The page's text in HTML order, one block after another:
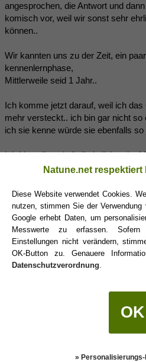
angesprochen, die Antwort und
komisch vor, weil wir sonst sehr
können..
Wir kannten uns zu der Zeit, ein
kennenlernphase,
Mittlerweile seid 1 Jahr..
Ich komme jetzt darauf, weil ich
mehr versteckt.. ich bin gar nicht
ich sie kenne würde sie ebenfalls
Ich bin selbst ein freiheitsliebender
ihr das sie mir Freiheit lässt, die
Wir haben viel Kontakt indem wir
weiter weg von mir wohnt..
Hörnchen
befremdlich und ich rieche die
Mich interessiert das FB-Profil
Natune.net
Diese Website verwendet Cookies.
nutzen, stimmen Sie der
Google erhebt Daten, um
Messwerte zu erfassen. Sofern
Einstellungen nicht verändern,
OK-Button zu. Genauere
Datenschutzverordnung.
OK
»